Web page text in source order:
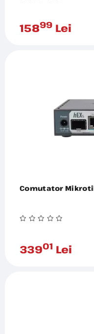
15899 Lei
Comutator
33901 Lei